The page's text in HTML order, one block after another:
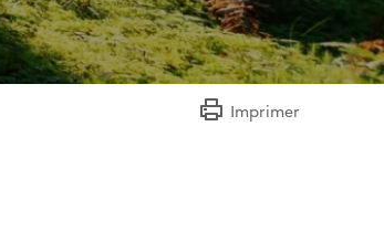
Imprimer